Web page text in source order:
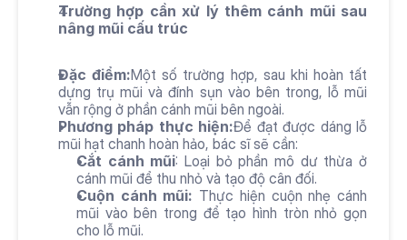
Trường hợp cần xử lý thêm cánh mũi sau
nâng mũi cấu trúc
Đặc điểm:Một số trường hợp, sau khi hoàn tất
dựng trụ mũi và đính sụn vào bên trong, lỗ mũi
vẫn rộng ở phần cánh mũi bên ngoài.
Phương pháp thực hiện:Để đạt được dáng lỗ
mũi hạt chanh hoàn hảo, bác sĩ sẽ cần:
Cắt cánh mũi: Loại bỏ phần mô dư thừa ở
cánh mũi để thu nhỏ và tạo độ cân đối.
Cuộn cánh mũi: Thực hiện cuộn nhẹ cánh
mũi vào bên trong để tạo hình tròn nhỏ gọn
cho lỗ mũi.